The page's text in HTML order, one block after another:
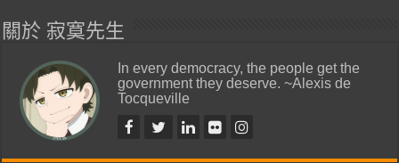
關於 寂寞先生
In every democracy, the people get the
government they deserve. ~Alexis de
Tocqueville